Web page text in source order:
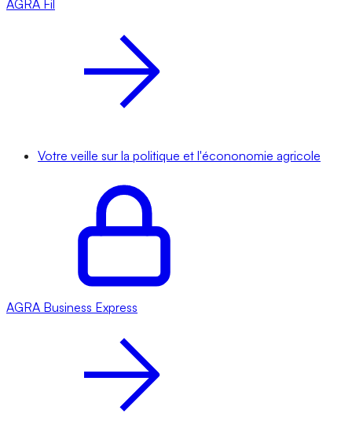
AGRA Fil
Votre veille sur la politique et l'écononomie agricole
AGRA Business Express